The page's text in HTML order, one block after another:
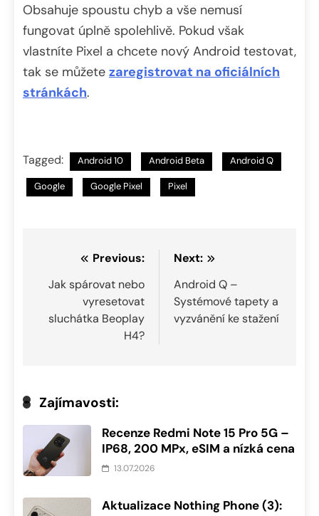
Obsahuje spoustu chyb a vše nemusí
fungovat úplně spolehlivě. Pokud však
vlastníte Pixel a chcete nový Android testovat,
tak se můžete zaregistrovat na oficiálních
stránkách.
Tagged: Android 10 Android Beta Android Q
Google Google Pixel Pixel
Navigace
pro
příspěvek
Previous:
Jak spárovat nebo
vyresetovat
sluchátka Beoplay
H4?
Next:
Android Q –
Systémové tapety a
vyzvánění ke stažení
Zajímavosti:
Recenze Redmi Note 15 Pro 5G –
IP68, 200 MPx, eSIM a nízká cena
13.07.2026
Aktualizace Nothing Phone (3):